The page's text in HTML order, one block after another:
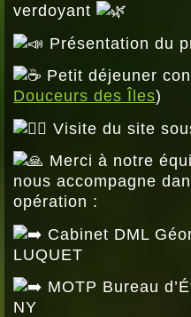
verdoyant
Présentation du
Petit déjeuner
Douceurs des Îles)
Visite du site
Merci à notre
nous accompagne
opération :
Cabinet DML
LUQUET
MOTP Bureau
NY